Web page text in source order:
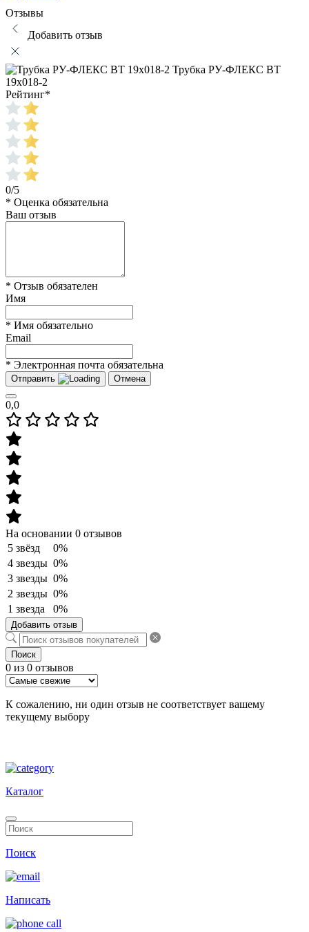
Отзывы
Добавить отзыв
Трубка РУ-ФЛЕКС ВТ
19x018-2
Рейтинг*
0/5
* Оценка обязательна
Ваш отзыв
* Отзыв обязателен
Имя
* Имя обязательно
Email
* Электронная почта обязательна
Отправить Отмена
0,0
На основании 0 отзывов
5 звёзд
0%
4 звезды 0%
3 звезды 0%
2 звезды 0%
1 звезда
0%
Добавить отзыв
Поиск
0 из 0 отзывов
К сожалению, ни один отзыв не соответствует вашему
текущему выбору
Каталог
Поиск
Написать